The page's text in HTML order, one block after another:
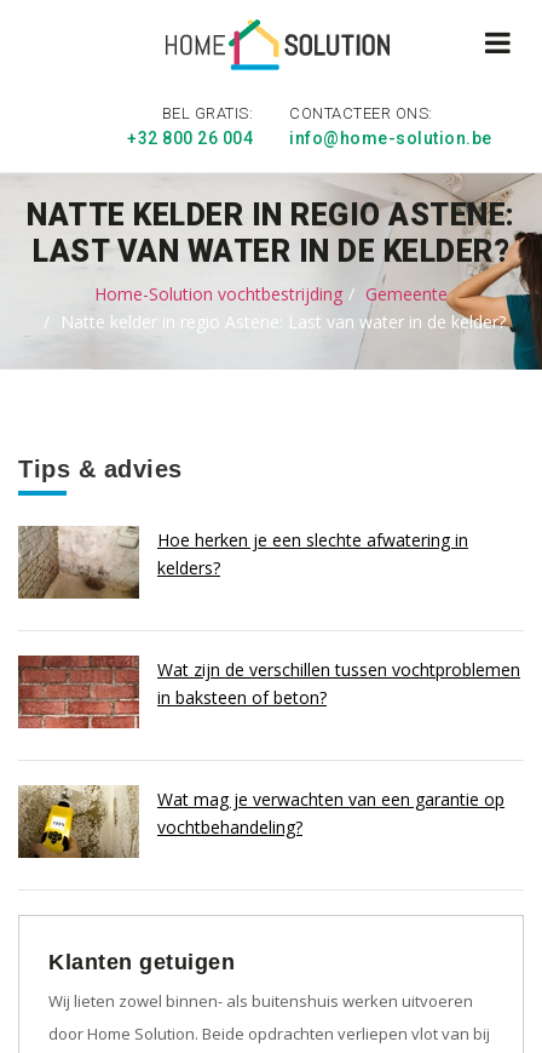
BEL GRATIS:
+32 800 26 004
CONTACTEER ONS:
info@home-solution.be
NATTE KELDER IN REGIO ASTENE:
LAST VAN WATER IN DE KELDER?
Home-Solution vochtbestrijding
Gemeente
Natte kelder in regio Astene: Last van water in de kelder?
Tips & advies
Hoe herken je een slechte afwatering in
kelders?
Wat zijn de verschillen tussen vochtproblemen
in baksteen of beton?
Wat mag je verwachten van een garantie op
vochtbehandeling?
Klanten getuigen
Wij lieten zowel binnen- als buitenshuis werken uitvoeren
door Home Solution. Beide opdrachten verliepen vlot van bij